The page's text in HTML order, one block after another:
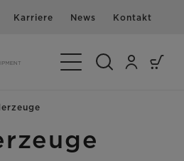
Karriere News Kontakt
Navigation